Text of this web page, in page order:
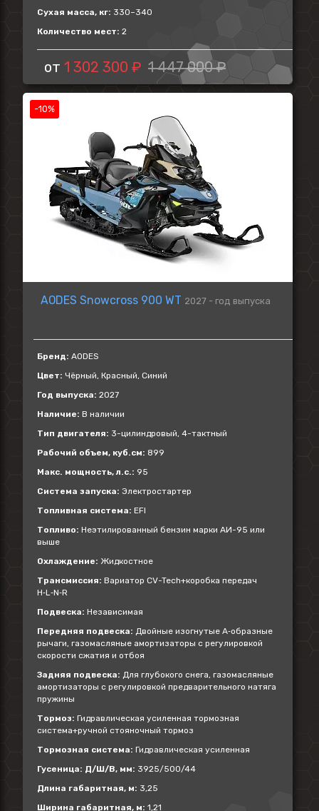
Сухая масса, кг: 330–340
Количество мест: 2
от 1 302 300 ₽ 1 447 000 ₽
-10%
AODES Snowcross 900 WT 2027 - год выпуска
Бренд: AODES
Цвет: Чёрный, Красный, Синий
Год выпуска: 2027
Наличие: В наличии
Тип двигателя: 3-цилиндровый, 4-тактный
Рабочий объем, куб.см: 899
Макс. мощность, л.с.: 95
Система запуска: Электростартер
Топливная система: EFI
Топливо: Неэтилированный бензин марки АИ-95 или
выше
Охлаждение: Жидкостное
Трансмиссия: Вариатор CV-Tech+коробка передач
H‑L‑N‑R
Подвеска: Независимая
Передняя подвеска: Двойные изогнутые А‑образные
рычаги, газомасляные амортизаторы с регулировкой
скорости сжатия и отбоя
Задняя подвеска: Для глубокого снега, газомасляные
амортизаторы с регулировкой предварительного натяга
пружины
Тормоз: Гидравлическая усиленная тормозная
система+ручной стояночный тормоз
Тормозная система: Гидравлическая усиленная
Гусеница: Д/Ш/В, мм: 3925/500/44
Длина габаритная, м: 3,25
Ширина габаритная, м: 1,21